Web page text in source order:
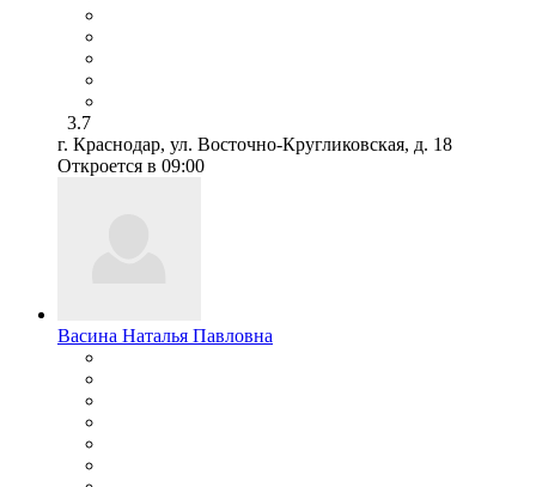
3.7
г. Краснодар, ул. Восточно-Кругликовская, д. 18
Откроется в 09:00
Васина Наталья Павловна